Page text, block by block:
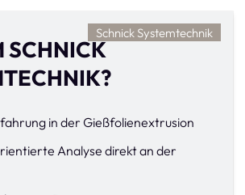
Schnick Systemtechnik
SCHNICK
in der Gießfolienextrusion
Analyse direkt an der